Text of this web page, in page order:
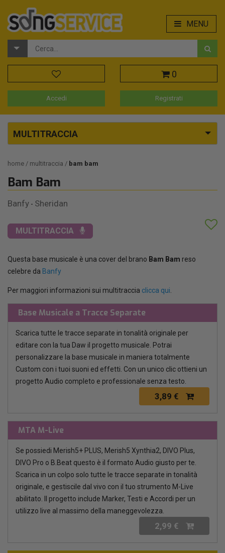
MENU
0
Accedi Registrati
MULTITRACCIA
home multitraccia bam bam
Bam Bam
Banfy - Sheridan
MULTITRACCIA
Questa base musicale è una cover del brano Bam Bam reso
celebre da Banfy
Per maggiori informazioni sui multitraccia clicca qui
Base Musicale a Tracce Separate
Scarica tutte le tracce separate in tonalità originale per
editare con la tua Daw il progetto musicale. Potrai
personalizzare la base musicale in maniera totalmente
Custom con i tuoi suoni ed effetti. Con un unico clic ottieni un
progetto Audio completo e professionale senza testo.
3,89 €
MTA M-Live
Se possiedi Merish5+ PLUS, Merish5 Xynthia2, DIVO Plus,
DIVO Pro o B.Beat questo è il formato Audio giusto per te.
Scarica in un colpo solo tutte le tracce separate in tonalità
originale, e gestiscile dal vivo con il tuo strumento M-Live
abilitato. Il progetto include Marker, Testi e Accordi per un
utilizzo live al massimo della maneggevolezza.
2,99 €